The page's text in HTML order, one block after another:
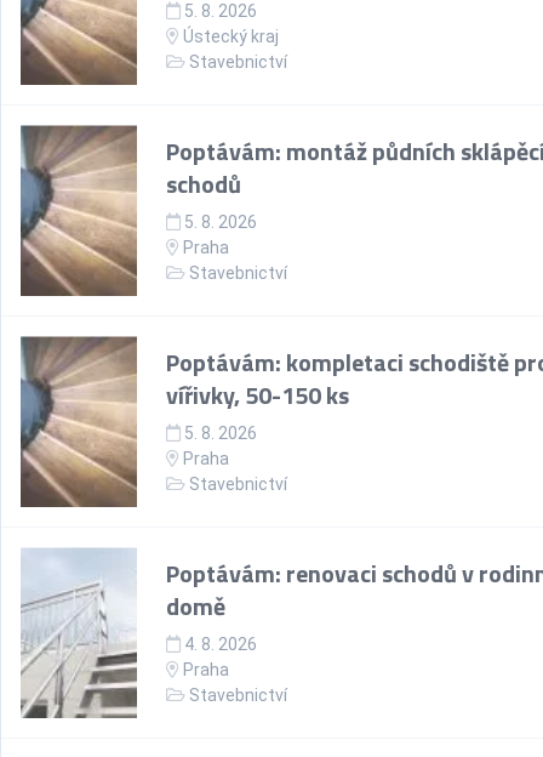
5. 8. 2026
Ústecký kraj
Stavebnictví
Poptávám: montáž půdních
schodů
5. 8. 2026
Praha
Stavebnictví
Poptávám: kompletaci schodiště
vířivky, 50-150 ks
5. 8. 2026
Praha
Stavebnictví
Poptávám: renovaci schodů v
domě
4. 8. 2026
Praha
Stavebnictví